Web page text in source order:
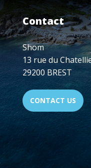
Contact
Shom
13 rue du
29200 BREST
CONTACT US